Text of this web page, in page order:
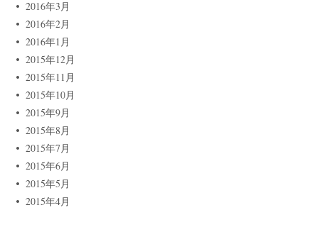
2016年3月
2016年2月
2016年1月
2015年12月
2015年11月
2015年10月
2015年9月
2015年8月
2015年7月
2015年6月
2015年5月
2015年4月